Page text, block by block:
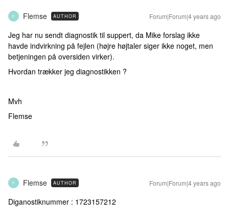
F Flemse AUTHOR Forum|Forum|4 years ago
Jeg har nu sendt diagnostik til suppert, da Mike forslag ikke
havde indvirkning på fejlen (højre højtaler siger ikke noget, men
betjeningen på oversiden virker).
Hvordan trækker jeg diagnostikken ?
Mvh
Flemse
F Flemse AUTHOR Forum|Forum|4 years ago
Diganostiknummer : 1723157212